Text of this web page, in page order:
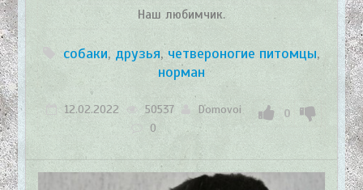
Наш любимчик.
собаки, друзья, четвероногие питомцы,
норман
0
12.02.2022 50537
Domovoi
0